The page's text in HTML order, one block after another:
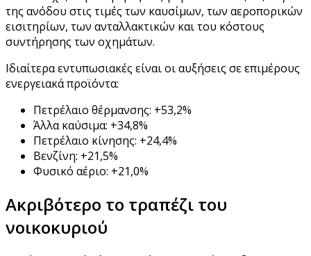
της ανόδου στις τιμές των καυσίμων, των αεροπορικών
εισιτηρίων, των ανταλλακτικών και του κόστους
συντήρησης των οχημάτων.
Ιδιαίτερα εντυπωσιακές είναι οι αυξήσεις σε επιμέρους
ενεργειακά προϊόντα:
Πετρέλαιο θέρμανσης: +53,2%
Άλλα καύσιμα: +34,8%
Πετρέλαιο κίνησης: +24,4%
Βενζίνη: +21,5%
Φυσικό αέριο: +21,0%
Ακριβότερο το τραπέζι του
νοικοκυριού